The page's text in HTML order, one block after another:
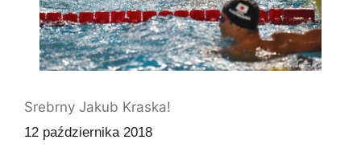
Srebrny Jakub Kraska!
12 października 2018